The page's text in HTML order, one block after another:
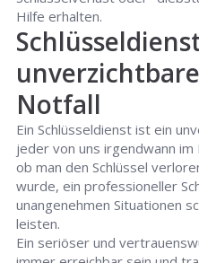
Hilfe erhalten.
Notfall
Ein Schlüsseldienst ist ein
jeder von uns irgendwann
ob man den Schlüssel
wurde, ein professioneller
unangenehmen Situationen
leisten.
Ein seriöser und